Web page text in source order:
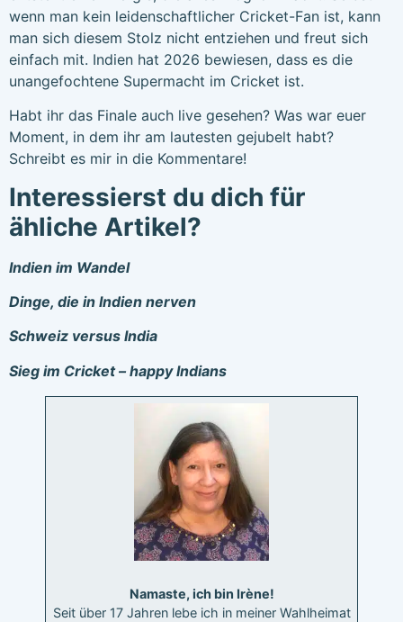
wenn man kein leidenschaftlicher Cricket-Fan ist, kann
man sich diesem Stolz nicht entziehen und freut sich
einfach mit. Indien hat 2026 bewiesen, dass es die
unangefochtene Supermacht im Cricket ist.
Habt ihr das Finale auch live gesehen? Was war euer
Moment, in dem ihr am lautesten gejubelt habt?
Schreibt es mir in die Kommentare!
Interessierst du dich für
ähliche Artikel?
Indien im Wandel
Dinge, die in Indien nerven
Schweiz versus India
Sieg im Cricket – happy Indians
Namaste, ich bin Irène!
Seit über 17 Jahren lebe ich in meiner Wahlheimat